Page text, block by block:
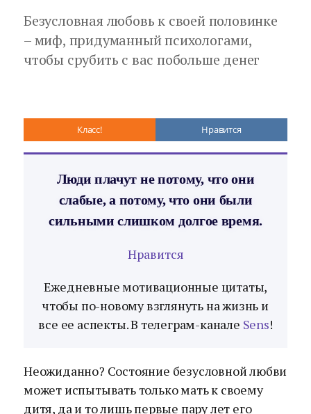
Безусловная любовь к своей половинке
– миф, придуманный психологами,
чтобы срубить с вас побольше денег
Класс! Нравится
Люди плачут не потому, что они
слабые, а потому, что они были
сильными слишком долгое время.
Нравится
Ежедневные мотивационные цитаты,
чтобы по-новому взглянуть на жизнь и
все ее аспекты. В телеграм-канале Sens!
Неожиданно? Состояние безусловной любви
может испытывать только мать к своему
дитя, да и то лишь первые пару лет его